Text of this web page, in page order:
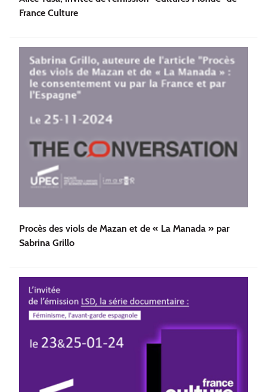
France Culture
Procès des viols de Mazan et de « La Manada » par
Sabrina Grillo